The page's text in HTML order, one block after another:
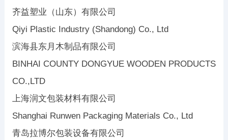
齐益塑业（山东）有限公司
Qiyi Plastic Industry (Shandong) Co., Ltd
滨海县东月木制品有限公司
BINHAI COUNTY DONGYUE WOODEN PRODUCTS
CO.,LTD
上海润文包装材料有限公司
Shanghai Runwen Packaging Materials Co., Ltd
青岛拉博尔包装设备有限公司